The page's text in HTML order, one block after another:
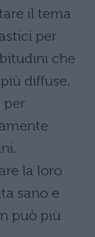
il tema
per
che
diffuse.
per
la loro
sano e
può più